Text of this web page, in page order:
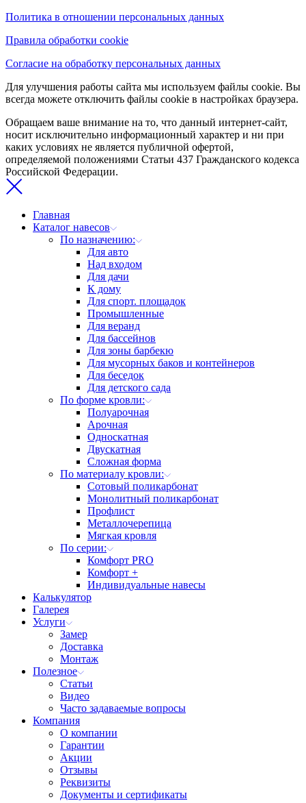
Политика в отношении персональных данных
Правила обработки cookie
Согласие на обработку персональных данных
Для улучшения работы сайта мы используем файлы cookie. Вы
всегда можете отключить файлы cookie в настройках браузера.
Обращаем ваше внимание на то, что данный интернет-сайт,
носит исключительно информационный характер и ни при
каких условиях не является публичной офертой,
определяемой положениями Статьи 437 Гражданского кодекса
Российской Федерации.
Главная
Каталог навесов
По назначению:
Для авто
Над входом
Для дачи
К дому
Для спорт. площадок
Промышленные
Для веранд
Для бассейнов
Для зоны барбекю
Для мусорных баков и контейнеров
Для беседок
Для детского сада
По форме кровли:
Полуарочная
Арочная
Односкатная
Двускатная
Сложная форма
По материалу кровли:
Сотовый поликарбонат
Монолитный поликарбонат
Профлист
Металлочерепица
Мягкая кровля
По серии:
Комфорт PRO
Комфорт +
Индивидуальные навесы
Калькулятор
Галерея
Услуги
Замер
Доставка
Монтаж
Полезное
Статьи
Видео
Часто задаваемые вопросы
Компания
О компании
Гарантии
Акции
Отзывы
Реквизиты
Документы и сертификаты